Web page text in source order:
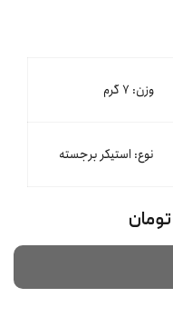
وزن: ۷ گرم
نوع: استیکر برجسته